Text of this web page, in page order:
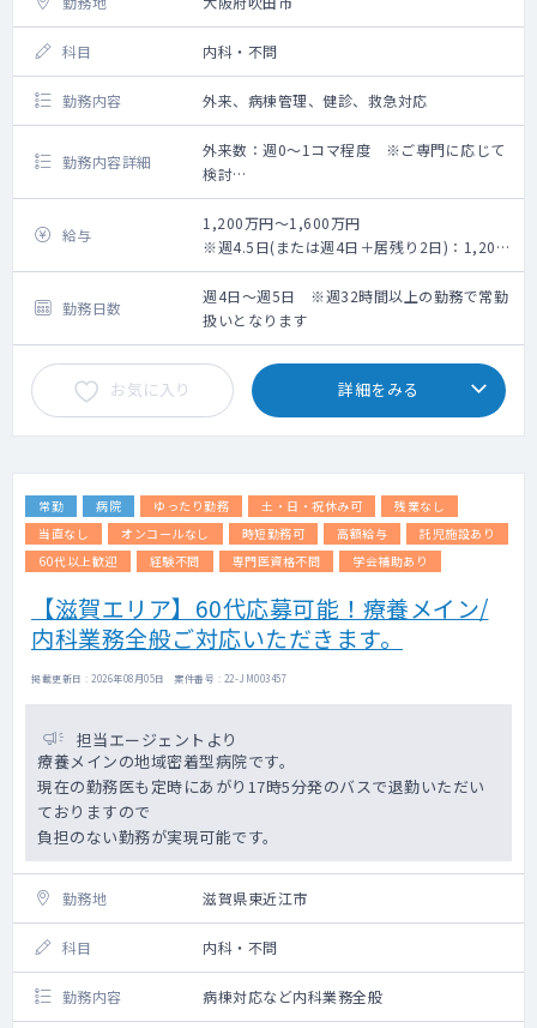
科目 内科・不問
勤務内容 外来、病棟管理、健診、救急対応
勤務内容詳細
外来数：週0～1コマ程度 ※ご専門に応じて
検討
【担当業務】
外来：0～1コマ/週
外来数：30名程/コマ
担当病棟数：25床～MAX30床
給与
1,200万円～1,600万円
※週4.5日(または週4日＋居残り2日)：1,200
万円～、週5日：1,400万円～
※年次、スキル、勤務ボリューム、早出・居
残り当番の頻度によって検討
勤務日数
週4日～週5日 ※週32時間以上の勤務で常勤
扱いとなります
お気に入り 詳細をみる
常勤 病院 ゆったり勤務 土・日・祝休み可
残業なし
当直なし
オンコールなし 時短勤務可 高額給与
託児施設あり
60代以上歓迎
経験不問 専門医資格不問 学会補助あり
【滋賀エリア】60代応募可能！療養メイン/
内科業務全般ご対応いただきます。
掲載更新日 : 2026年08月05日 案件番号 : 22-JM003457
担当エージェントより
療養メインの地域密着型病院です。
現在の勤務医も定時にあがり17時5分発のバスで退勤いただい
ておりますので
負担のない勤務が実現可能です。
勤務地 滋賀県東近江市
科目 内科・不問
勤務内容 病棟対応など内科業務全般